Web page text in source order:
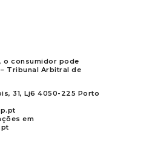
o consumidor pode
– Tribunal Arbitral de
31, Lj6 4050-225 Porto
em